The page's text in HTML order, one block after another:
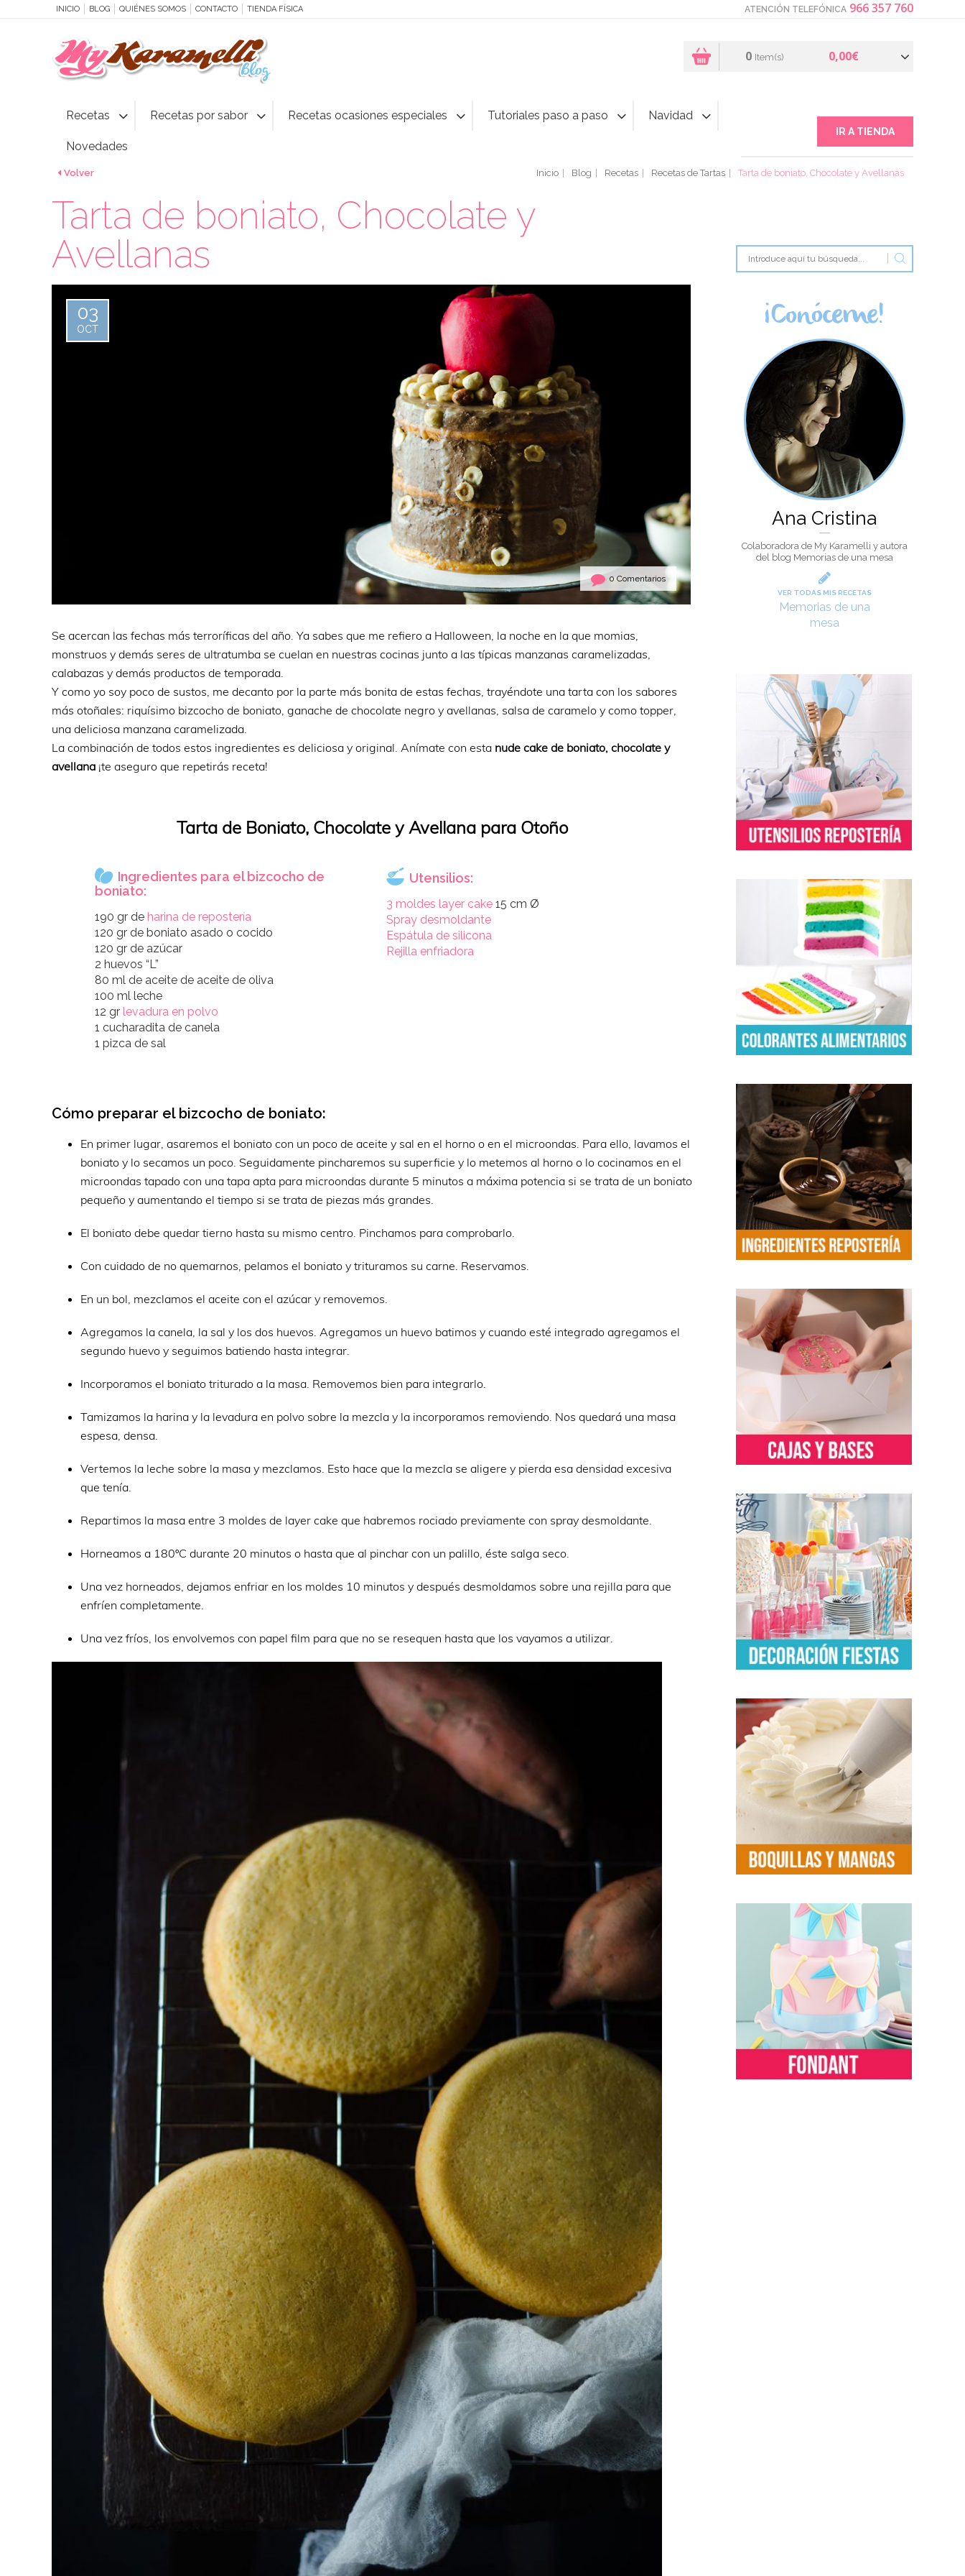
INICIO BLOG QUIÉNES SOMOS CONTACTO TIENDA FÍSICA ATENCIÓN TELEFÓNICA 966 357 760
0 Item(s) 0,00€
Recetas Recetas por sabor Recetas ocasiones especiales Tutoriales paso a paso Navidad
Novedades
IR A TIENDA
Volver Inicio Blog Recetas Recetas de Tartas Tarta de boniato, Chocolate y Avellanas
Tarta de boniato, Chocolate y
Avellanas
03
OCT
0 Comentarios
Se acercan las fechas más terroríficas del año. Ya sabes que me refiero a Halloween, la noche en la que momias,
monstruos y demás seres de ultratumba se cuelan en nuestras cocinas junto a las típicas manzanas caramelizadas,
calabazas y demás productos de temporada.
Y como yo soy poco de sustos, me decanto por la parte más bonita de estas fechas, trayéndote una tarta con los sabores
más otoñales: riquísimo bizcocho de boniato, ganache de chocolate negro y avellanas, salsa de caramelo y como topper,
una deliciosa manzana caramelizada.
La combinación de todos estos ingredientes es deliciosa y original. Anímate con esta nude cake de boniato, chocolate y
avellana ¡te aseguro que repetirás receta!
Tarta de Boniato, Chocolate y Avellana para Otoño
Ingredientes para el bizcocho de
boniato:
190 gr de harina de repostería
120 gr de boniato asado o cocido
120 gr de azúcar
2 huevos “L”
80 ml de aceite de aceite de oliva
100 ml leche
12 gr levadura en polvo
1 cucharadita de canela
1 pizca de sal
Utensilios:
3 moldes layer cake 15 cm Ø
Spray desmoldante
Espátula de silicona
Rejilla enfriadora
Cómo preparar el bizcocho de boniato:
En primer lugar, asaremos el boniato con un poco de aceite y sal en el horno o en el microondas. Para ello, lavamos el
boniato y lo secamos un poco. Seguidamente pincharemos su superficie y lo metemos al horno o lo cocinamos en el
microondas tapado con una tapa apta para microondas durante 5 minutos a máxima potencia si se trata de un boniato
pequeño y aumentando el tiempo si se trata de piezas más grandes.
El boniato debe quedar tierno hasta su mismo centro. Pinchamos para comprobarlo.
Con cuidado de no quemarnos, pelamos el boniato y trituramos su carne. Reservamos.
En un bol, mezclamos el aceite con el azúcar y removemos.
Agregamos la canela, la sal y los dos huevos. Agregamos un huevo batimos y cuando esté integrado agregamos el
segundo huevo y seguimos batiendo hasta integrar.
Incorporamos el boniato triturado a la masa. Removemos bien para integrarlo.
Tamizamos la harina y la levadura en polvo sobre la mezcla y la incorporamos removiendo. Nos quedará una masa
espesa, densa.
Vertemos la leche sobre la masa y mezclamos. Esto hace que la mezcla se aligere y pierda esa densidad excesiva
que tenía.
Repartimos la masa entre 3 moldes de layer cake que habremos rociado previamente con spray desmoldante.
Horneamos a 180ºC durante 20 minutos o hasta que al pinchar con un palillo, éste salga seco.
Una vez horneados, dejamos enfriar en los moldes 10 minutos y después desmoldamos sobre una rejilla para que
enfríen completamente.
Una vez fríos, los envolvemos con papel film para que no se resequen hasta que los vayamos a utilizar.
¡Conóceme!
Ana Cristina
Colaboradora de My Karamelli y autora
del blog Memorias de una mesa
VER TODAS MIS RECETAS
Memorias de una
mesa